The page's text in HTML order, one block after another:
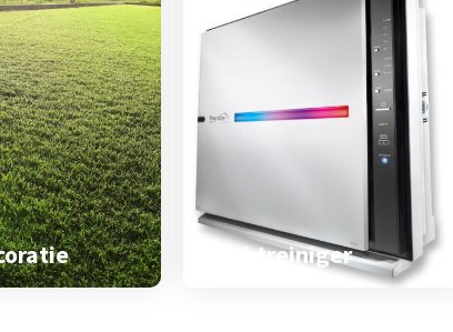
Luchtreiniger